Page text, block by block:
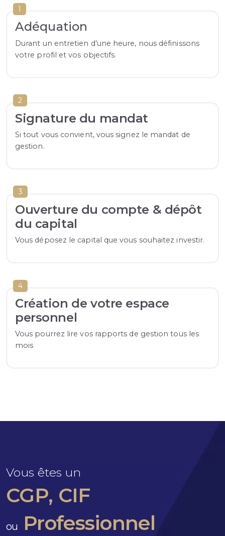
1
Adéquation
Durant un entretien d’une heure, nous définissons
votre profil et vos objectifs.
2
Signature du mandat
Si tout vous convient, vous signez le mandat de
gestion.
3
Ouverture du compte & dépôt
du capital
Vous déposez le capital que vous souhaitez investir.
4
Création de votre espace
personnel
Vous pourrez lire vos rapports de gestion tous les
mois
Vous êtes un
CGP, CIF
ou Professionnel